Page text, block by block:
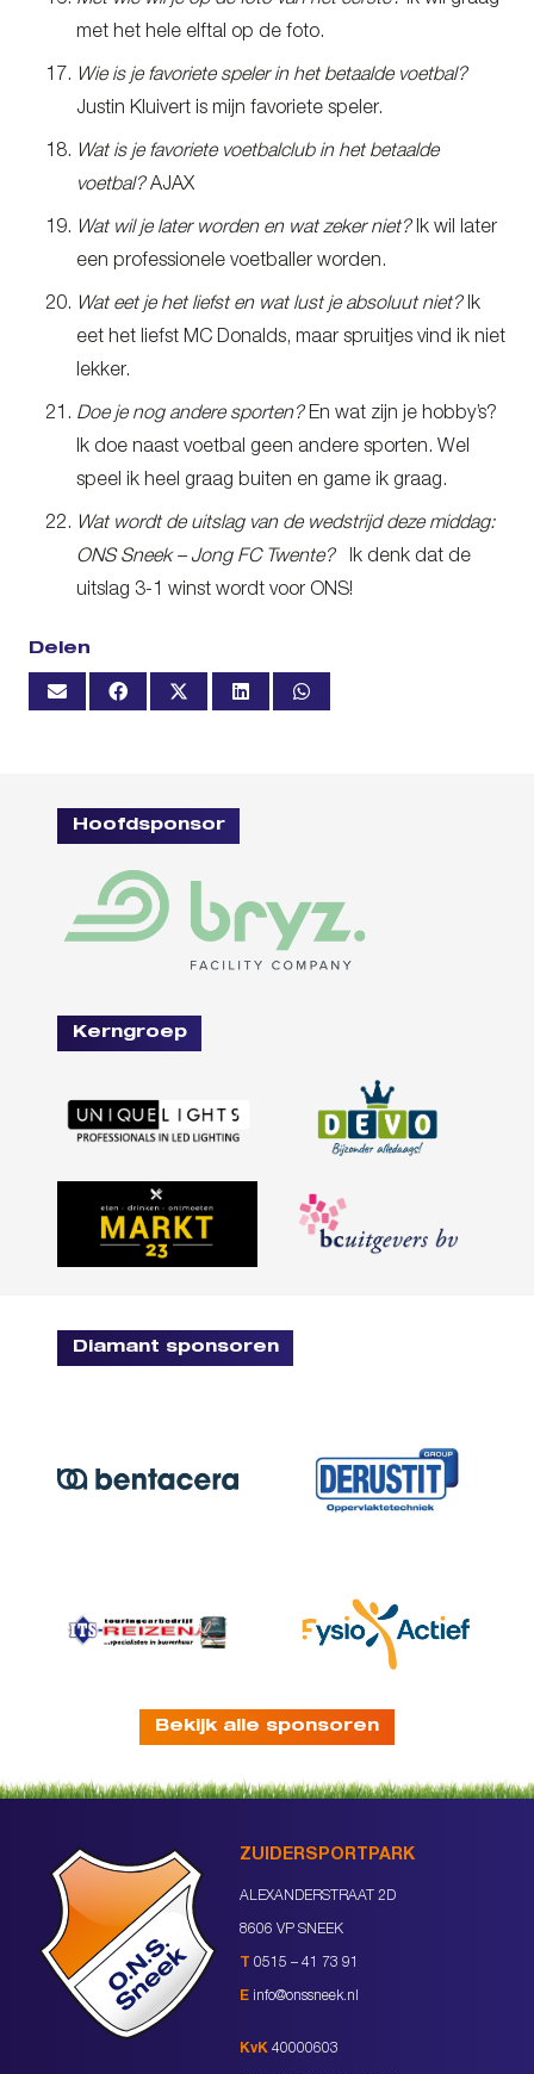
met het hele elftal op de foto.
Wie is je favoriete speler in het betaalde voetbal?
Justin Kluivert is mijn favoriete speler.
Wat is je favoriete voetbalclub in het betaalde
voetbal?AJAX
Wat wil je later worden en wat zeker niet?Ik wil later
een professionele voetballer worden.
Wat eet je het liefst en wat lust je absoluut niet?Ik
eet het liefst MC Donalds, maar spruitjes vind ik niet
lekker.
Doe je nog andere sporten?En wat zijn je hobby’s?
Ik doe naast voetbal geen andere sporten. Wel
speel ik heel graag buiten en game ik graag.
Wat wordt de uitslag van de wedstrijd deze middag:
ONS Sneek – Jong FC Twente? Ik denk dat de
uitslag 3-1 winst wordt voor ONS!
Delen
Hoofdsponsor
Kerngroep
Diamant sponsoren
Bekijk alle sponsoren
ZUIDERSPORTPARK
ALEXANDERSTRAAT 2D
8606 VP SNEEK
0515 – 41 73 91
E info@onssneek.nl
KvK 40000603